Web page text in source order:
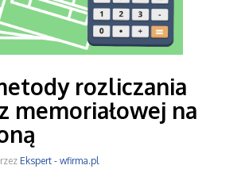
rozliczania
memoriałowej na
Ekspert - wfirma.pl